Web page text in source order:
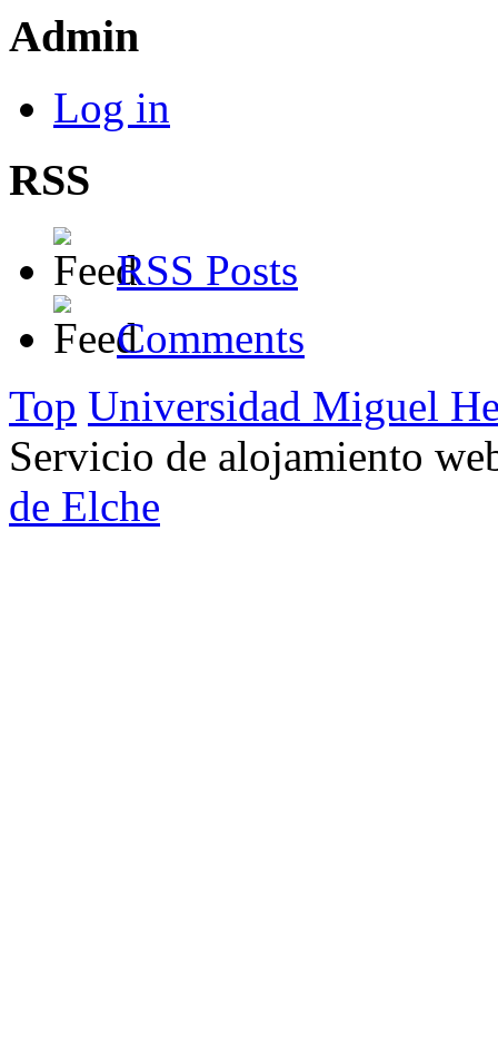
Admin
Log in
RSS
RSS Posts
Comments
Top Universidad Miguel
Servicio de alojamiento
de Elche